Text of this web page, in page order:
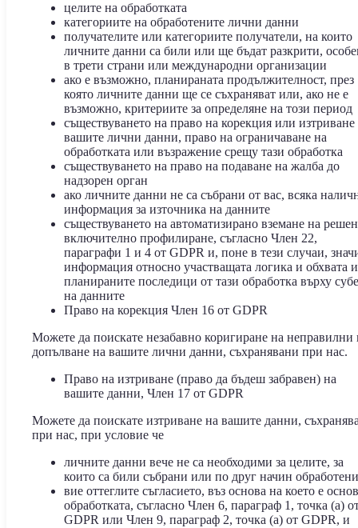
целите на обработката
категориите на обработените лични данни
получателите или категориите получатели, на които
личните данни са били или ще бъдат разкрити,
в трети страни или международни организации
ако е възможно, планираната продължителност, през
която личните данни ще се съхраняват или, ако не е
възможно, критериите за определяне на този период
съществуването на право на корекция или изтриване
вашите лични данни, право на ограничаване на
обработката или възражение срещу тази обработка
съществуването на право на подаване на жалба до
надзорен орган
ако личните данни не са събрани от вас, всяка
информация за източника на данните
съществуването на автоматизирано вземане на
включително профилиране, съгласно Член 22,
параграфи 1 и 4 от GDPR и, поне в тези случаи,
информация относно участващата логика и обхвата и
планираните последици от тази обработка върху
на данните
Право на корекция Член 16 от GDPR
Можете да поискате незабавно коригиране на неправилни
допълване на вашите лични данни, съхранявани при нас.
Право на изтриване (право да бъдеш забравен) на
вашите данни, Член 17 от GDPR
Можете да поискате изтриване на вашите данни,
при нас, при условие че
личните данни вече не са необходими за целите, за
които са били събрани или по друг начин
вие оттеглите съгласието, въз основа на което е
обработката, съгласно Член 6, параграф 1, точка (a)
GDPR или Член 9, параграф 2, точка (a) от GDPR, и